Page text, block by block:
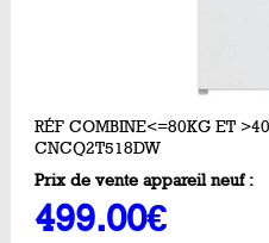
RÉF COMBINE<=80KG ET
CNCQ2T518DW
Prix de vente appareil neuf :
499.00€